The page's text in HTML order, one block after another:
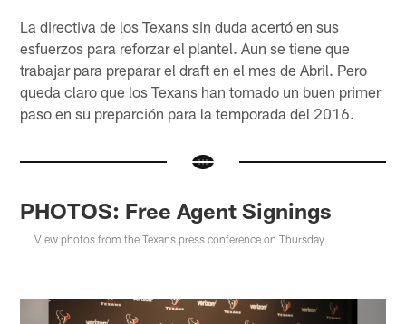
La directiva de los Texans sin duda acertó en sus
esfuerzos para reforzar el plantel. Aun se tiene que
trabajar para preparar el draft en el mes de Abril. Pero
queda claro que los Texans han tomado un buen primer
paso en su preparción para la temporada del 2016.
PHOTOS: Free Agent Signings
View photos from the Texans press conference on Thursday.